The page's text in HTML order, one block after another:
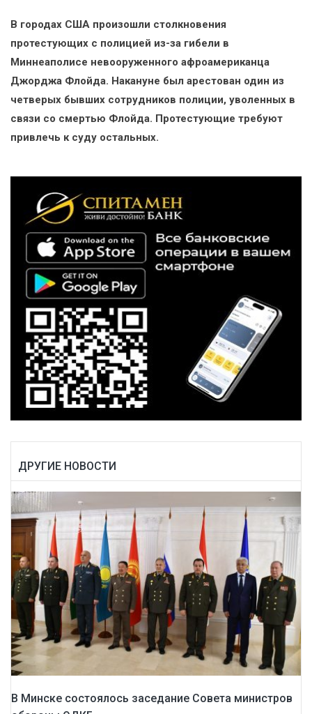
В городах США произошли столкновения
протестующих с полицией из-за гибели в
Миннеаполисе невооруженного афроамериканца
Джорджа Флойда. Накануне был арестован один из
четверых бывших сотрудников полиции, уволенных в
связи со смертью Флойда. Протестующие требуют
привлечь к суду остальных.
ДРУГИЕ НОВОСТИ
В Минске состоялось заседание Совета министров